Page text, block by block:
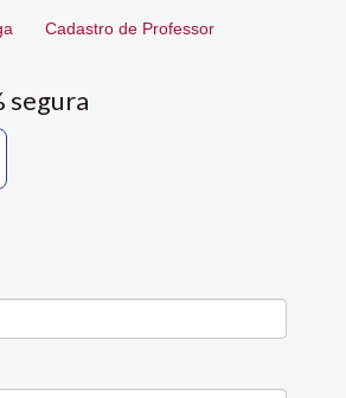
Cadastro de Professor
segura